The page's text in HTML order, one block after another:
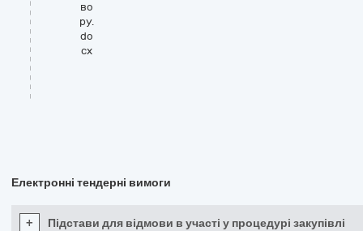
во
ру.
do
cx
Електронні тендерні вимоги
+ Підстави для відмови в участі у процедурі закупівлі